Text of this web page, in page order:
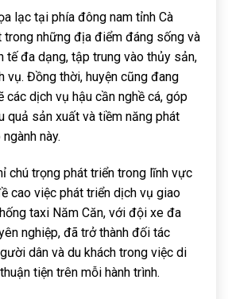
lạc tại phía đông nam tỉnh Cà
trong những địa điểm đáng sống và
tế đa dạng, tập trung vào thủy sản,
vụ. Đồng thời, huyện cũng đang
các dịch vụ hậu cần nghề cá, góp
quả sản xuất và tiềm năng phát
này.
chú trọng phát triển trong lĩnh vực
cao việc phát triển dịch vụ giao
taxi Năm Căn, với đội xe đa
nghiệp, đã trở thành đối tác
dân và du khách trong việc di
tiện trên mỗi hành trình.